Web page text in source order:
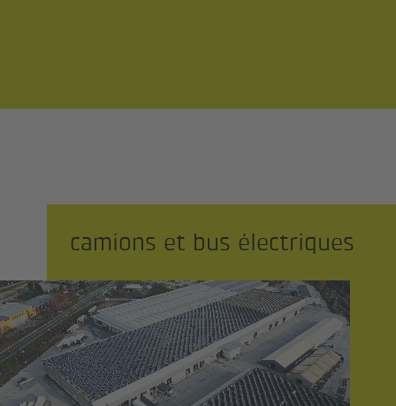
camions et bus électriques